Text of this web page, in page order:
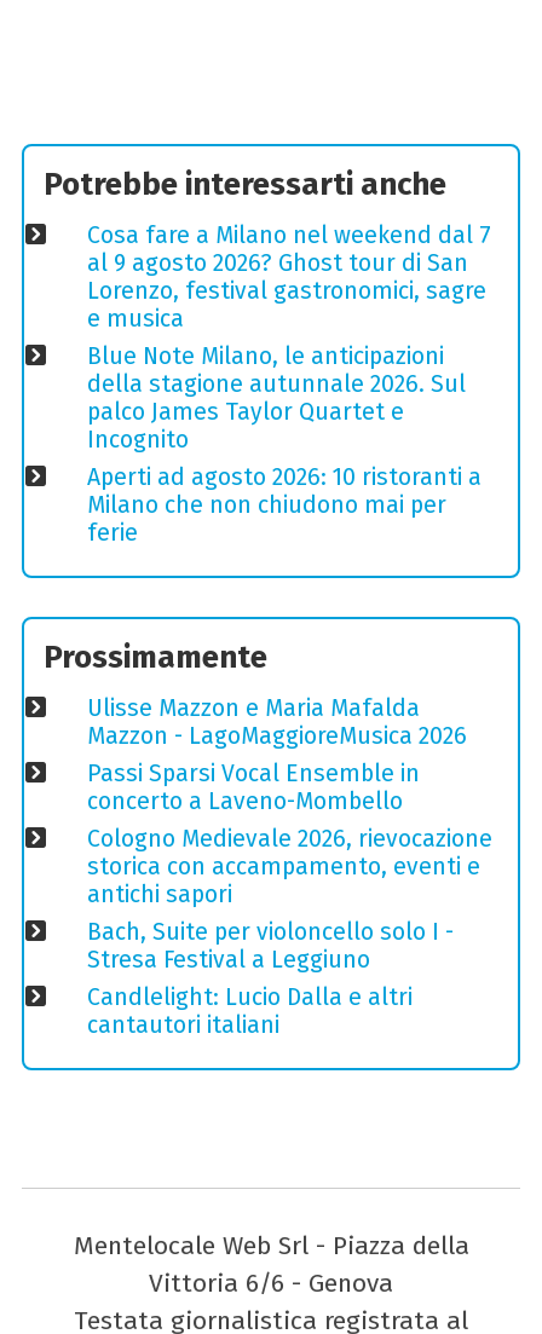
Potrebbe interessarti anche
Cosa fare a Milano nel weekend dal 7
al 9 agosto 2026? Ghost tour di San
Lorenzo, festival gastronomici, sagre
e musica
Blue Note Milano, le anticipazioni
della stagione autunnale 2026. Sul
palco James Taylor Quartet e
Incognito
Aperti ad agosto 2026: 10 ristoranti a
Milano che non chiudono mai per
ferie
Prossimamente
Ulisse Mazzon e Maria Mafalda
Mazzon - LagoMaggioreMusica 2026
Passi Sparsi Vocal Ensemble in
concerto a Laveno-Mombello
Cologno Medievale 2026, rievocazione
storica con accampamento, eventi e
antichi sapori
Bach, Suite per violoncello solo I -
Stresa Festival a Leggiuno
Candlelight: Lucio Dalla e altri
cantautori italiani
Mentelocale Web Srl - Piazza della
Vittoria 6/6 - Genova
Testata giornalistica registrata al